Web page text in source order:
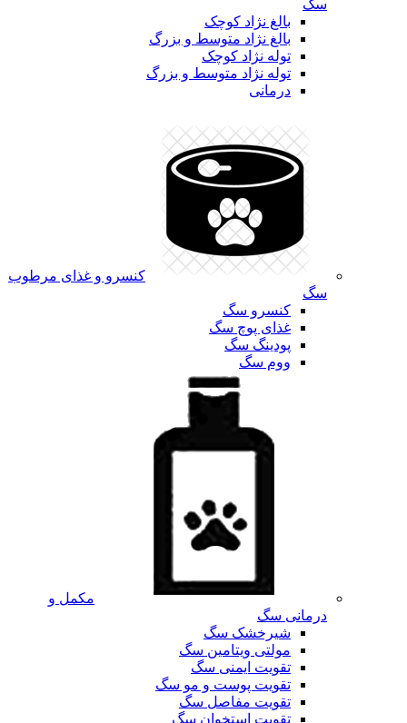
سگ
بالغ نژاد کوچک
بالغ نژاد متوسط و بزرگ
توله نژاد کوچک
توله نژاد متوسط و بزرگ
درمانی
کنسرو و غذای مرطوب
سگ
کنسرو سگ
غذای پوچ سگ
پودینگ سگ
ووم سگ
مکمل و
درمانی سگ
شیرخشک سگ
مولتی ویتامین سگ
تقویت ایمنی سگ
تقویت پوست و مو سگ
تقویت مفاصل سگ
تقویت استخوان سگ